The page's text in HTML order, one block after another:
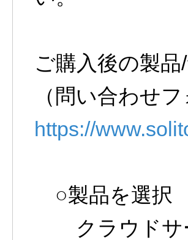
ご購入後の製
（問い合わせフ
https://
○製品を選択
クラウドサ